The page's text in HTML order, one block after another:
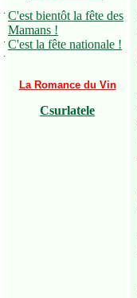
· C'est bientôt la fête des
Mamans !
· C'est la fête nationale !
·
La Romance du Vin
Csurlatele